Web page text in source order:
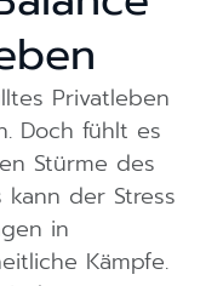
Privatleben
Doch fühlt es
Stürme des
der Stress
in
Kämpfe.